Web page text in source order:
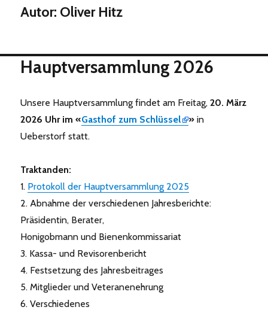
Autor: Oliver Hitz
Hauptversammlung 2026
Unsere Hauptversammlung findet am Freitag,20. März
2026 Uhr im «Gasthof zum Schlüssel » in
Ueberstorf statt.
Traktanden:
1. Protokoll der Hauptversammlung 2025
2. Abnahme der verschiedenen Jahresberichte:
Präsidentin, Berater,
Honigobmann und Bienenkommissariat
3. Kassa- und Revisorenbericht
4. Festsetzung des Jahresbeitrages
5. Mitglieder und Veteranenehrung
6. Verschiedenes